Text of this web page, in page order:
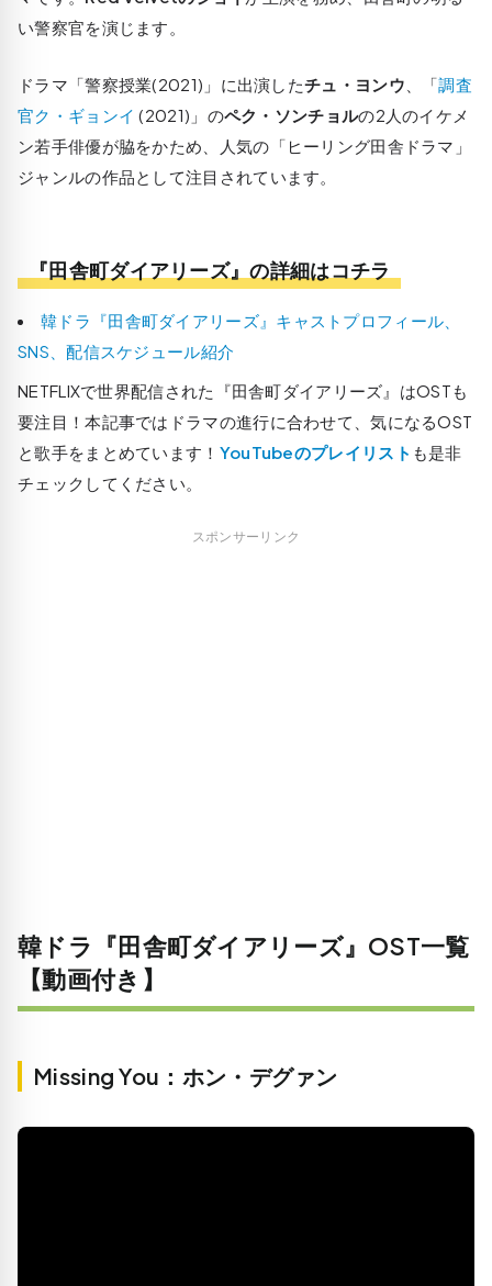
い警察官を演じます。
ドラマ「警察授業(2021)」に出演したチュ・ヨンウ 、「調査
官ク・ギョンイ (2021)」のペク・ソンチョルの2人のイケメ
ン若手俳優が脇をかため、人気の「ヒーリング田舎ドラマ」
ジャンルの作品として注目されています。
『田舎町ダイアリーズ』の詳細はコチラ
韓ドラ『田舎町ダイアリーズ』キャストプロフィール、
SNS、配信スケジュール紹介
NETFLIXで世界配信された『田舎町ダイアリーズ』はOSTも
要注目！本記事ではドラマの進行に合わせて、気になるOST
と歌手をまとめています！ YouTubeのプレイリスト も是非
チェックしてください。
スポンサーリンク
韓ドラ『田舎町ダイアリーズ』OST一覧
【動画付き】
Missing You：ホン・デグァン